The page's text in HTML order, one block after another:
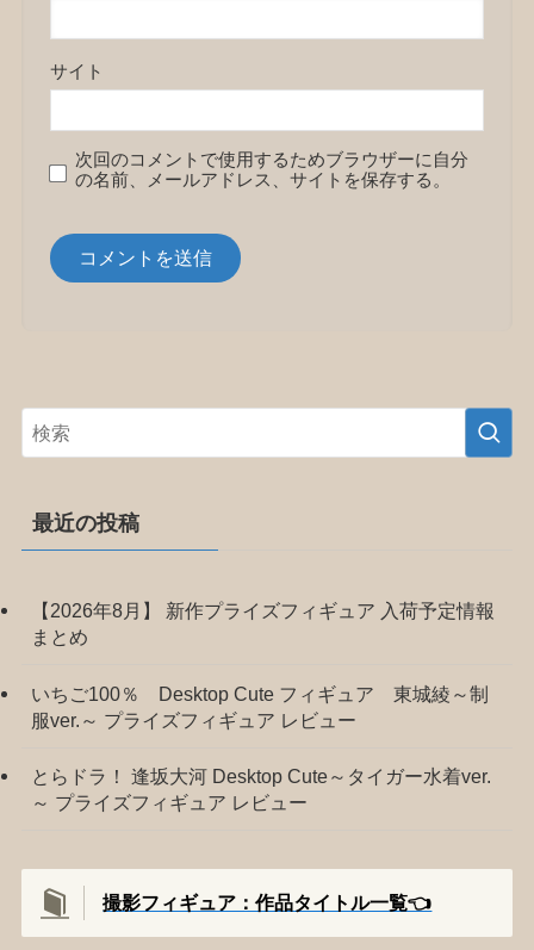
サイト
次回のコメントで使用するためブラウザーに自分
の名前、メールアドレス、サイトを保存する。
最近の投稿
【2026年8月】 新作プライズフィギュア 入荷予定情報
まとめ
いちご100％ Desktop Cute フィギュア 東城綾～制
服ver.～ プライズフィギュア レビュー
とらドラ！ 逢坂大河 Desktop Cute～タイガー水着ver.
～ プライズフィギュア レビュー
撮影フィギュア：作品タイトル一覧👈️